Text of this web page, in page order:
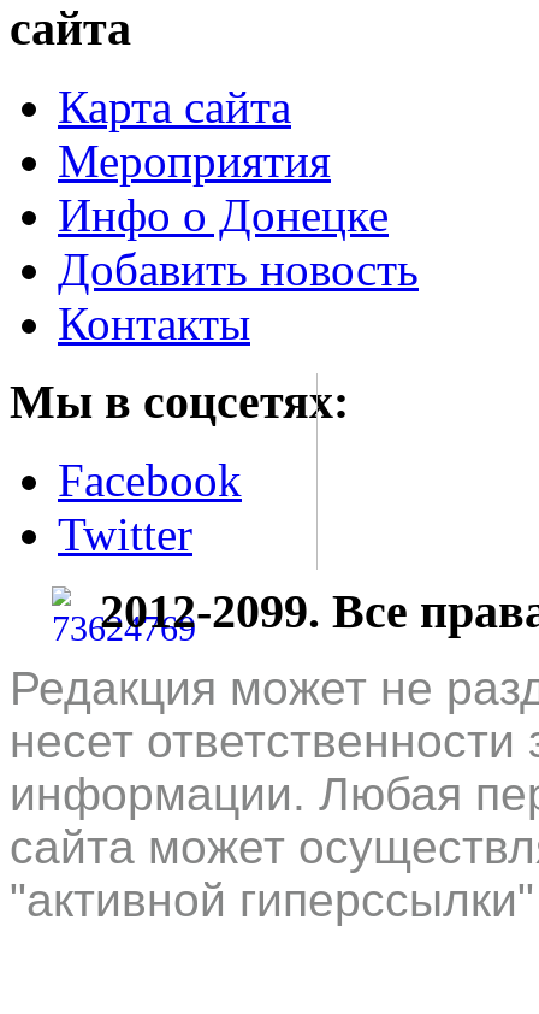
сайта
Карта сайта
Мероприятия
Инфо о Донецке
Добавить новость
Контакты
Мы в соцсетях:
Facebook
Twitter
2012-2099. Все
Редакция может не
несет
информации. Любая
сайта может
"активной